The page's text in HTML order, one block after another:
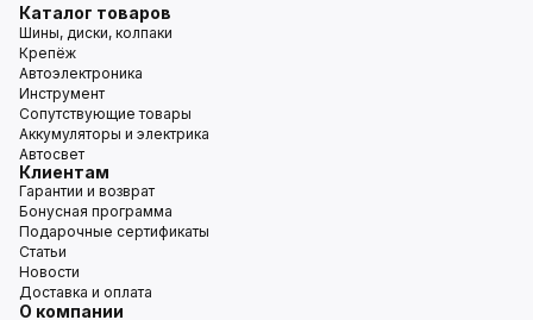
Каталог товаров
Шины, диски, колпаки
Крепёж
Автоэлектроника
Инструмент
Сопутствующие товары
Аккумуляторы и электрика
Автосвет
Клиентам
Гарантии и возврат
Бонусная программа
Подарочные сертификаты
Статьи
Новости
Доставка и оплата
О компании